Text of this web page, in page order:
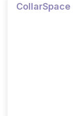
CollarSpace